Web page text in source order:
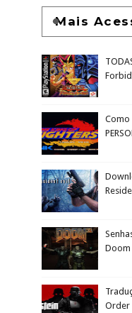
Mais
Como
Doom
Order